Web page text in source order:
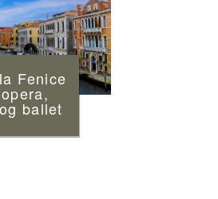
Fenice
ballet